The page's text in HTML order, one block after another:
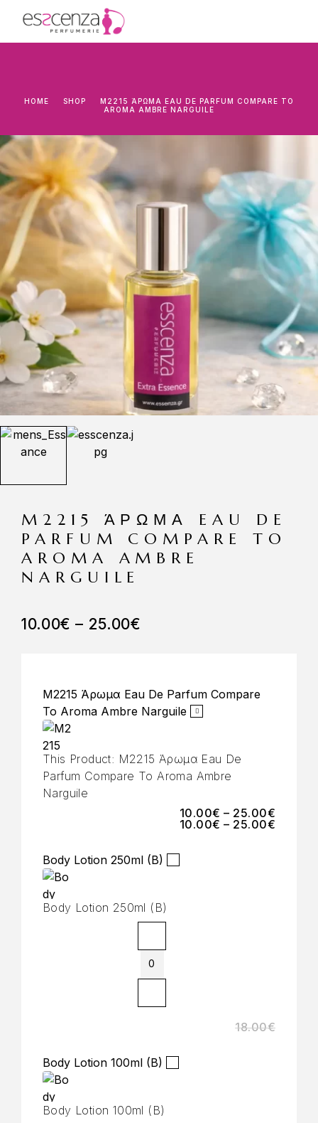
HOME SHOP
M2215 ΆΡΩΜΑ EAU DE PARFUM COMPARE TO
AROMA AMBRE NARGUILE
M2215 ΆΡΩΜΑ EAU DE
PARFUM COMPARE TO
AROMA AMBRE
NARGUILE
10.00€ – 25.00€
M2215 Άρωμα Eau De Parfum Compare
To Aroma Ambre Narguile
This Product: M2215 Άρωμα Eau De
Parfum Compare To Aroma Ambre
Narguile
10.00€ – 25.00€
10.00€ – 25.00€
Body Lotion 250ml (B)
Body Lotion 250ml (B)
18.00€
Body Lotion 100ml (B)
Body Lotion 100ml (B)